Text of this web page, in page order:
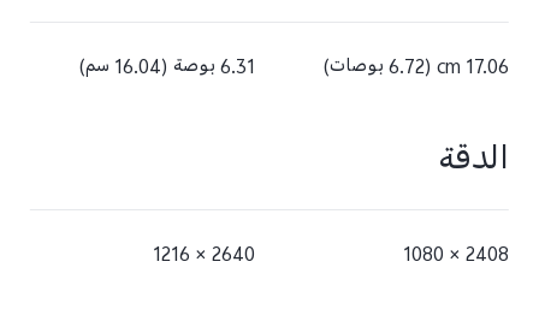
17.06 cm (6.72 بوصات) 6.31 بوصة (‏16.04 سم)
الدقة
2408 × 1080
2640 × 1216